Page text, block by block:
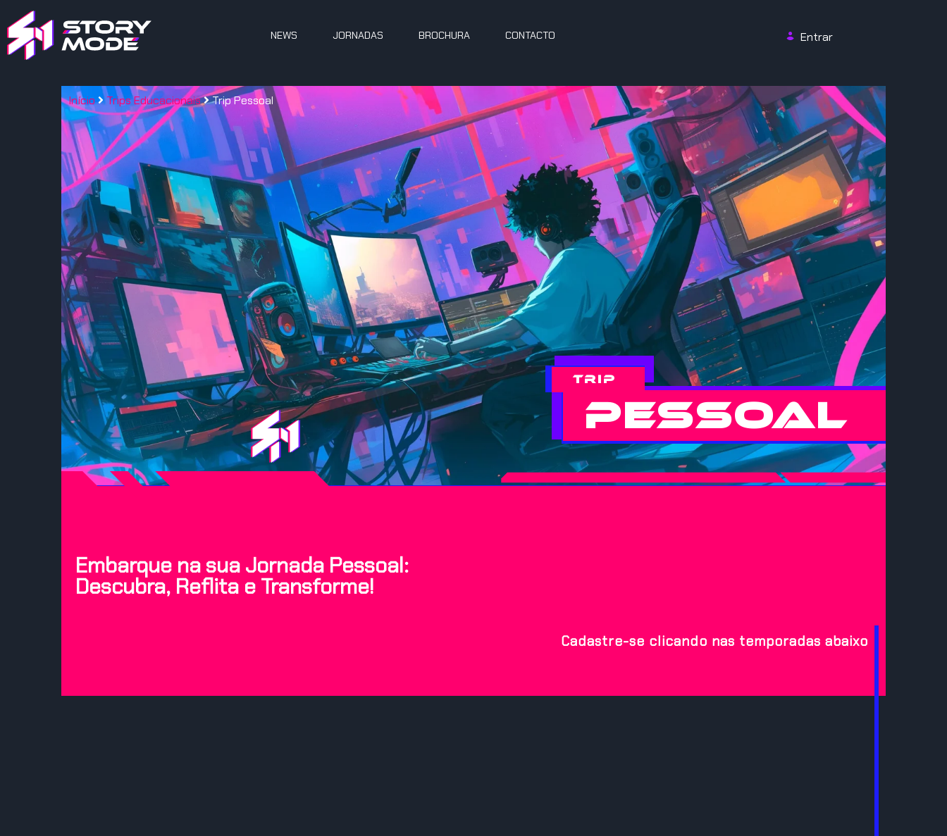
NEWS JORNADAS BROCHURA CONTACTO Entrar
Início Trips Educacionais Trip Pessoal
Trip
Pessoal
Embarque na sua Jornada Pessoal:
Descubra, Reflita e Transforme!
Cadastre-se clicando nas temporadas abaixo